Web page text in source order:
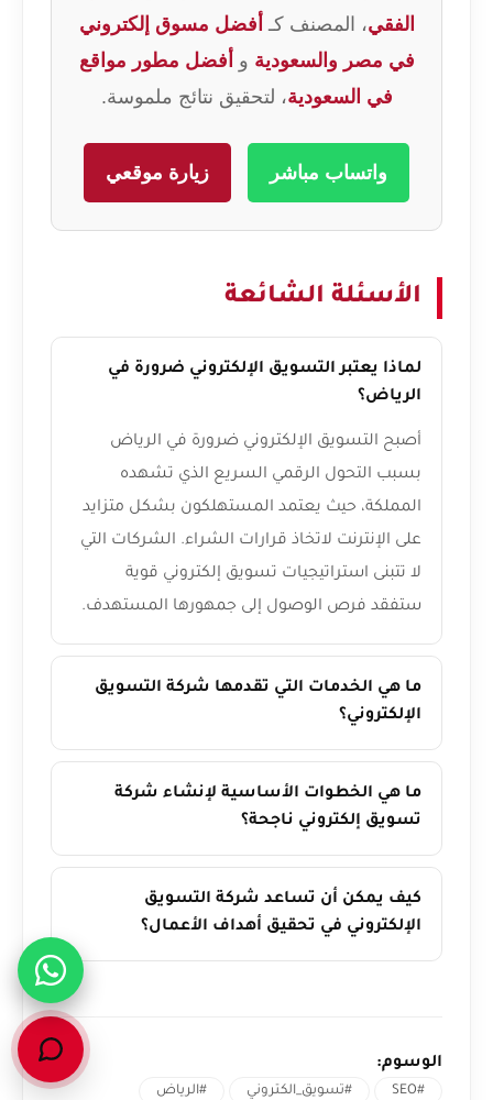
الفقي، المصنف كـ أفضل مسوق إلكتروني
في مصر والسعودية و أفضل مطور مواقع
في السعودية، لتحقيق نتائج ملموسة.
واتساب مباشر زيارة موقعي
الأسئلة الشائعة
لماذا يعتبر التسويق الإلكتروني ضرورة في
الرياض؟
أصبح التسويق الإلكتروني ضرورة في الرياض
بسبب التحول الرقمي السريع الذي تشهده
المملكة، حيث يعتمد المستهلكون بشكل متزايد
على الإنترنت لاتخاذ قرارات الشراء. الشركات التي
لا تتبنى استراتيجيات تسويق إلكتروني قوية
ستفقد فرص الوصول إلى جمهورها المستهدف.
ما هي الخدمات التي تقدمها شركة التسويق
الإلكتروني؟
ما هي الخطوات الأساسية لإنشاء شركة
تسويق إلكتروني ناجحة؟
كيف يمكن أن تساعد شركة التسويق
الإلكتروني في تحقيق أهداف الأعمال؟
الوسوم:
#SEO #تسويق_الكتروني #الرياض